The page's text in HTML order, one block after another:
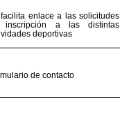
enlace a las solicitudes
inscripción a las distintas
deportivas
de contacto